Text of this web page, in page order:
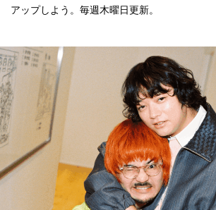
アップしよう。毎週木曜日更新。